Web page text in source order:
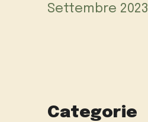
Settembre 2023
Categorie